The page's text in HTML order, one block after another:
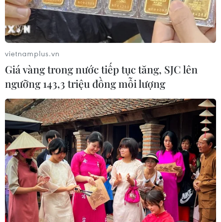
vietnamplus.vn
Giá vàng trong nước tiếp tục tăng, SJC lên
ngưỡng 143,3 triệu đồng mỗi lượng